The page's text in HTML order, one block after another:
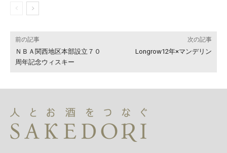
前の記事
ＮＢＡ関西地区本部設立７０
周年記念ウィスキー
次の記事
Longrow12年×マンデリン